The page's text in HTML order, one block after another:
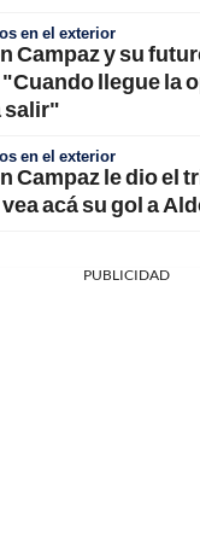
en el exterior
Campaz y su
llegue la
salir"
en el exterior
Campaz le dio el
acá su gol a
PUBLICIDAD